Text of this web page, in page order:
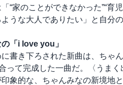
“家のことができなかった”“育
うな大人でありたい」と自分
「i love you」
書き下ろされた新曲は、ちゃ
って完成した一曲だ。〈うま
象的な、ちゃんみなの新境地